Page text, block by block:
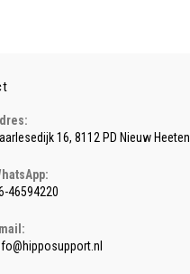
16, 8112 PD Nieuw Heeten
46594220